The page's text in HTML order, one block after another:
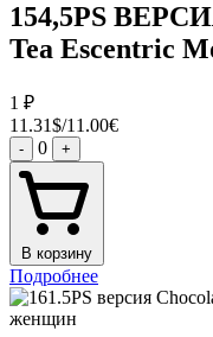
154,5PS
Tea Escentric
1 ₽
11.31$/11.00€
- 0 +
В корзину
Подробнее